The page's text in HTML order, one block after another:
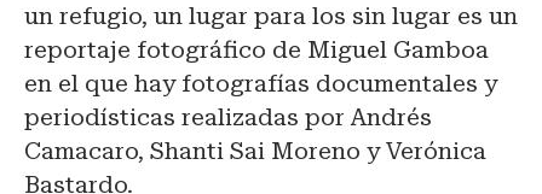
un refugio, un lugar para los sin lugar es un
reportaje fotográfico de Miguel Gamboa
en el que hay fotografías documentales y
periodísticas realizadas por Andrés
Camacaro, Shanti Sai Moreno y Verónica
Bastardo.